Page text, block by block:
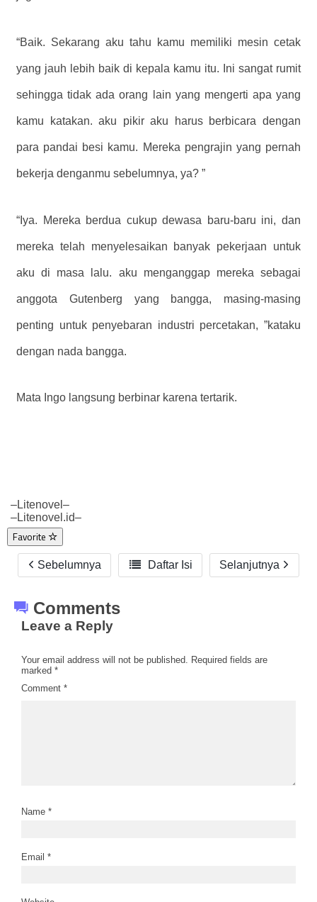
“Baik. Sekarang aku tahu kamu memiliki mesin cetak
yang jauh lebih baik di kepala kamu itu. Ini sangat rumit
sehingga tidak ada orang lain yang mengerti apa yang
kamu katakan. aku pikir aku harus berbicara dengan
para pandai besi kamu. Mereka pengrajin yang pernah
bekerja denganmu sebelumnya, ya? ”
“Iya. Mereka berdua cukup dewasa baru-baru ini, dan
mereka telah menyelesaikan banyak pekerjaan untuk
aku di masa lalu. aku menganggap mereka sebagai
anggota Gutenberg yang bangga, masing-masing
penting untuk penyebaran industri percetakan, ”kataku
dengan nada bangga.
Mata Ingo langsung berbinar karena tertarik.
–Litenovel–
–Litenovel.id–
Favorite
Sebelumnya  Daftar Isi Selanjutnya
Comments
Leave a Reply
Your email address will not be published.
Required fields are
marked *
Comment *
Name *
Email *